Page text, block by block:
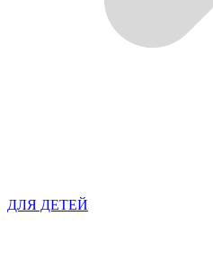
ДЛЯ ДЕТЕЙ